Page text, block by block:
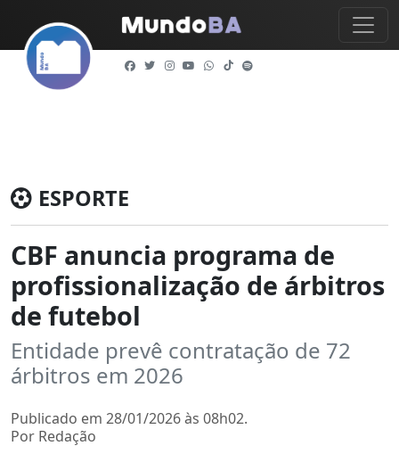
ESPORTE
CBF anuncia programa de
profissionalização de árbitros
de futebol
Entidade prevê contratação de 72
árbitros em 2026
Publicado em 28/01/2026 às 08h02.
Por Redação